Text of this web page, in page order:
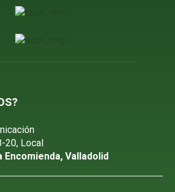
20, Local
Encomienda, Valladolid